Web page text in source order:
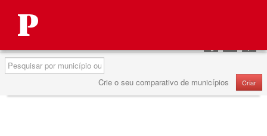
no
no
no
Pesquisa
Crie o seu comparativo de municípios
Criar